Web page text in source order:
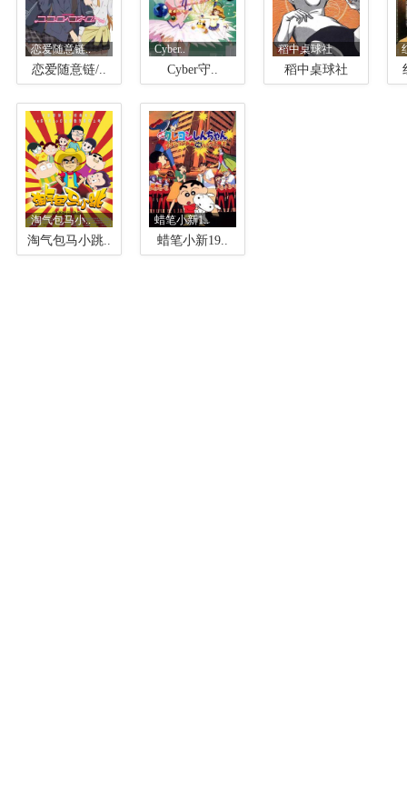
恋爱随意链..
恋爱随意链/..
Cyber..
Cyber守..
稻中桌球社
稻中桌球社
淘气包马小..
淘气包马小跳..
蜡笔小新1..
蜡笔小新19..